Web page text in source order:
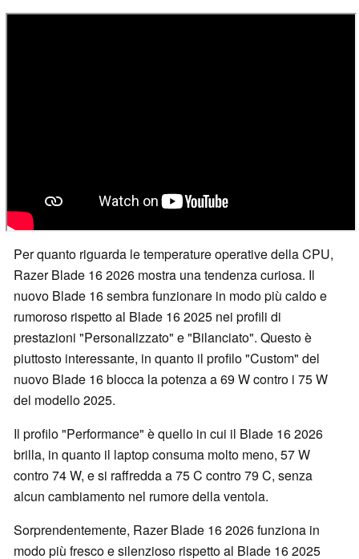
Per quanto riguarda le temperature operative della CPU,
Razer Blade 16 2026 mostra una tendenza curiosa. Il
nuovo Blade 16 sembra funzionare in modo più caldo e
rumoroso rispetto al Blade 16 2025 nei profili di
prestazioni "Personalizzato" e "Bilanciato". Questo è
piuttosto interessante, in quanto il profilo "Custom" del
nuovo Blade 16 blocca la potenza a 69 W contro i 75 W
del modello 2025.
Il profilo "Performance" è quello in cui il Blade 16 2026
brilla, in quanto il laptop consuma molto meno, 57 W
contro 74 W, e si raffredda a 75 C contro 79 C, senza
alcun cambiamento nel rumore della ventola.
Sorprendentemente, Razer Blade 16 2026 funziona in
modo più fresco e silenzioso rispetto al Blade 16 2025